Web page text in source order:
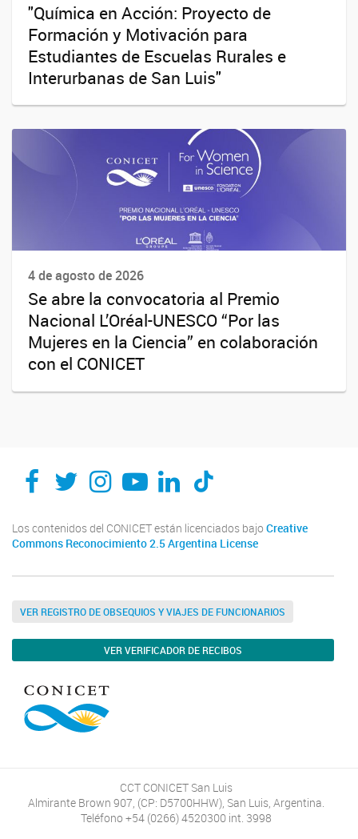
"Química en Acción: Proyecto de
Formación y Motivación para
Estudiantes de Escuelas Rurales e
Interurbanas de San Luis"
4 de agosto de 2026
Se abre la convocatoria al Premio
Nacional L’Oréal-UNESCO “Por las
Mujeres en la Ciencia” en colaboración
con el CONICET
Los contenidos del CONICET están licenciados bajo Creative
Commons Reconocimiento 2.5 Argentina License
VER REGISTRO DE OBSEQUIOS Y VIAJES DE FUNCIONARIOS
VER VERIFICADOR DE RECIBOS
CCT CONICET San Luis
Almirante Brown 907, (CP: D5700HHW), San Luis, Argentina.
Teléfono +54 (0266) 4520300 int. 3998